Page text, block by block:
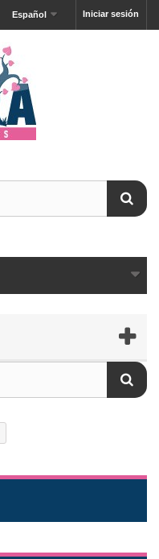
Iniciar sesión
Español